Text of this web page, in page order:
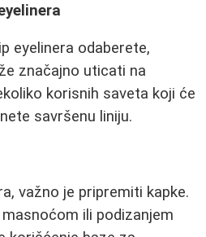
eyelinera odaberete,
značajno uticati na
korisnih saveta koji će
savršenu liniju.
važno je pripremiti kapke.
ili podizanjem